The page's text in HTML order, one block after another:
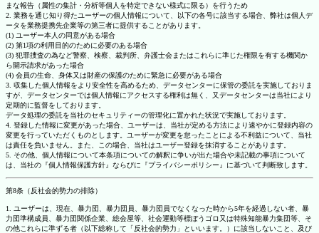
まな報告（属性の集計・分析等個人を特定できない様式に限る）を行うため
2. 業務を通じ知り得たユーザーの個人情報について、以下の各号に該当する場合、弊社は個人デ
ータを業務提携先企業等の第三者に提供することがあります。
(1) ユーザー本人の同意がある場合
(2) 第1項の利用目的のために必要のある場合
(3) 犯罪捜査の為など警察、検察、裁判所、弁護士会またはこれらに準じた権限を有する機関か
ら開示請求があった場合
(4) 会員の生命、身体又は財産の保護のために緊急に必要がある場合
3. 収集した個人情報をより安全性を高めるため、データセンターに保管の委託を実施しておりま
すが、データセンターでは個人情報にアクセスする権利は無く、又データセンターは当社により
定期的に監督をしております。
データ処理の委託を当社のセキュリティーの管理化に置かれた状況で実施しております。
4. 登録した情報に変更があった場合、ユーザーは、当社が定める方法により速やかに登録内容の
変更を行っていただくものとします。ユーザーが変更を怠ったことによる不利益について、当社
は責任を負いません。また、この場合、当社はユーザー登録を抹消することがあります。
5. その他、個人情報について本条項についての解釈に争いが出た場合や未記載の事項について
は、当社の『個人情報保護方針』ならびに『プライバシーポリシー』に基づいて判断致します。
第8条（反社会的勢力の排除）
1. ユーザーは、現在、暴力団、暴力団員、暴力団員でなくなった時から5年を経過しない者、暴
力団準構成員、暴力団関係企業、総会屋等、社会運動等標ぼうゴロ又は特殊知能暴力集団等、そ
の他これらに準ずる者（以下総称して「反社会的勢力」といいます。）に該当しないこと、及び